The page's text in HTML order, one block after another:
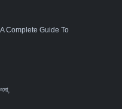
Complete Guide To
,